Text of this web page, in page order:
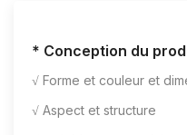
* Conception du
√ Forme et couleur et
√ Aspect et structure